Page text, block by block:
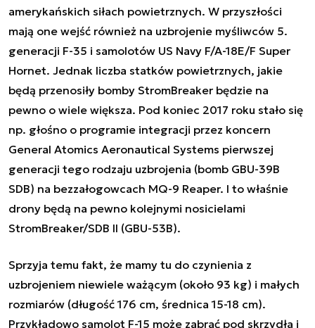
amerykańskich siłach powietrznych. W przyszłości
mają one wejść również na uzbrojenie myśliwców 5.
generacji F-35 i samolotów US Navy F/A-18E/F Super
Hornet. Jednak liczba statków powietrznych, jakie
będą przenosiły bomby StromBreaker będzie na
pewno o wiele większa. Pod koniec 2017 roku stało się
np. głośno o programie integracji przez koncern
General Atomics Aeronautical Systems pierwszej
generacji tego rodzaju uzbrojenia (bomb GBU-39B
SDB) na bezzałogowcach MQ-9 Reaper. I to właśnie
drony będą na pewno kolejnymi nosicielami
StromBreaker/SDB II (GBU-53B).
Sprzyja temu fakt, że mamy tu do czynienia z
uzbrojeniem niewiele ważącym (około 93 kg) i małych
rozmiarów (długość 176 cm, średnica 15-18 cm).
Przykładowo samolot F-15 może zabrać pod skrzydła i